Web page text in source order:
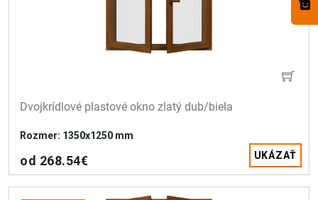
Dvojkrídlové plastové okno zlatý dub/biela
Rozmer: 1350x1250 mm
od 268.54€ UKÁZAŤ